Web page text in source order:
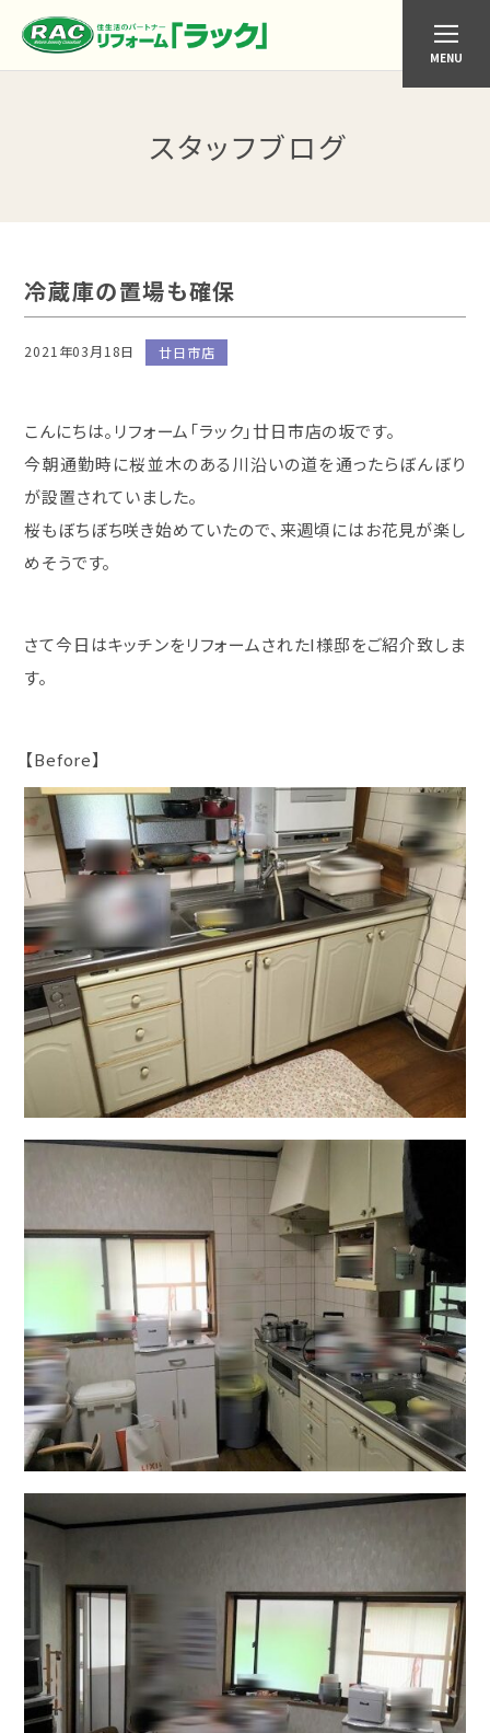
MENU
スタッフブログ
冷蔵庫の置場も確保
2021年03月18日 廿日市店
こんにちは。リフォーム「ラック」廿日市店の坂です。
今朝通勤時に桜並木のある川沿いの道を通ったらぼんぼり
が設置されていました。
桜もぼちぼち咲き始めていたので、来週頃にはお花見が楽し
めそうです。
さて今日はキッチンをリフォームされたI様邸をご紹介致しま
す。
【Before】